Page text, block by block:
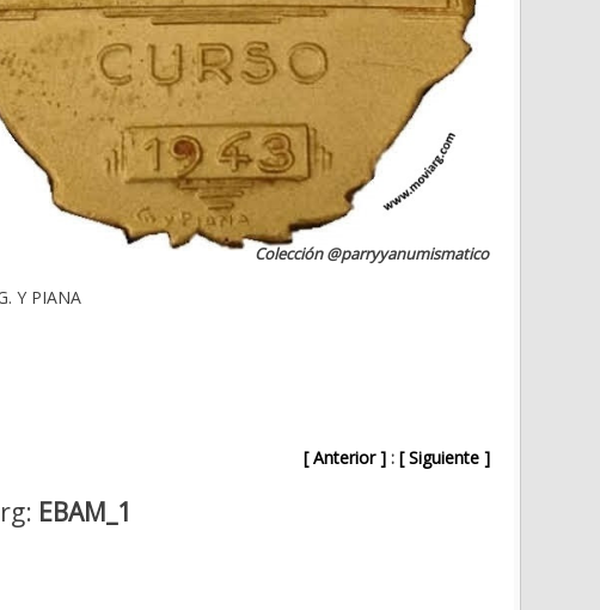
Colección @parryyanumismatico
Y PIANA
[ Anterior ]: [ Siguiente ]
EBAM_1